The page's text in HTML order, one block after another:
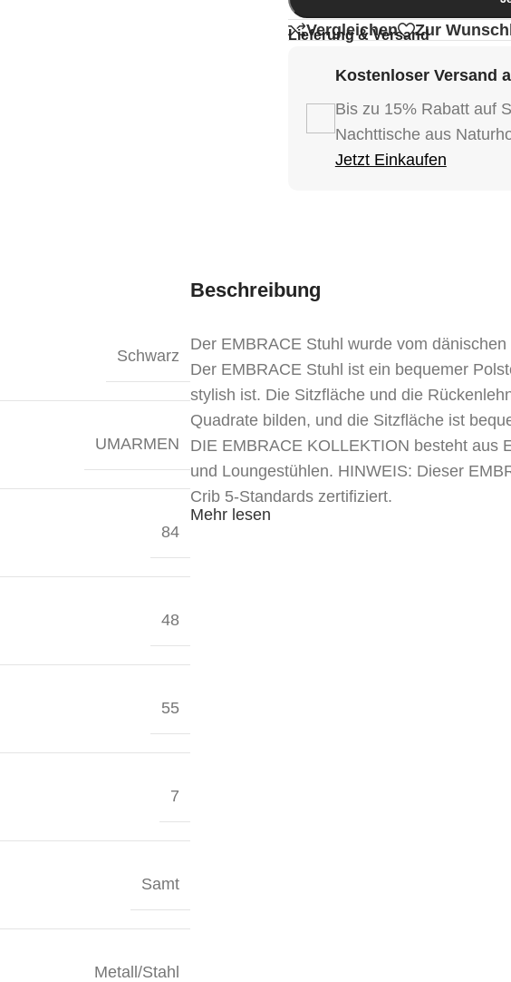
Vergleichen Zur
Lieferung & Versand
Kostenloser Versand
Bis zu 15% Rabatt auf
Nachttische aus
Jetzt Einkaufen
Schwarz
UMARMEN
84
48
55
7
Samt
Metall/Stahl
Beschreibung
Der EMBRACE Stuhl wurde vom
Der EMBRACE Stuhl ist ein bequemer
stylish ist. Die Sitzfläche und die
Quadrate bilden, und die Sitzfläche ist
DIE EMBRACE KOLLEKTION besteht aus
und Loungestühlen. HINWEIS: Dieser
Crib 5-Standards zertifiziert.
Mehr lesen